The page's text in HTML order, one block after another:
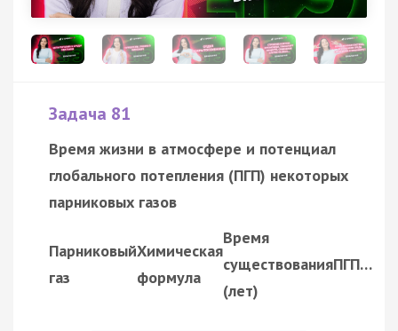
Задача 81
Время жизни в атмосфере и потенциал
глобального потепления (ПГП) некоторых
парниковых газов
Парниковый
газ
Химическая
формула
Время
существования
(лет)
ПГП…